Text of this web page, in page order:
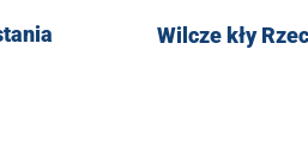
Wilcze kły